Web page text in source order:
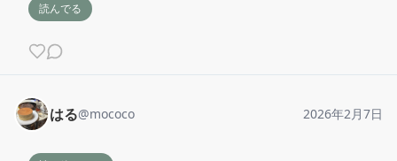
読んでる
はる@mococo 2026年2月7日